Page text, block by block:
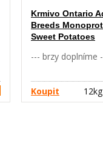
Krmivo Ontario
Breeds
Sweet Potatoes
--- brzy doplníme
Koupit